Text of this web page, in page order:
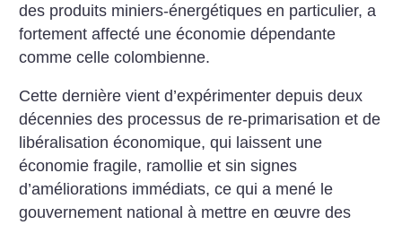
des produits miniers-énergétiques en particulier, a
fortement affecté une économie dépendante
comme celle colombienne.
Cette dernière vient d’expérimenter depuis deux
décennies des processus de re-primarisation et de
libéralisation économique, qui laissent une
économie fragile, ramollie et sin signes
d’améliorations immédiats, ce qui a mené le
gouvernement national à mettre en œuvre des